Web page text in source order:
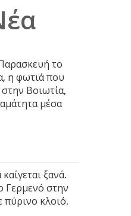
το
η φωτιά που
Βοιωτία,
μέσα
ξανά.
Γερμενό στην
πύρινο κλοιό.